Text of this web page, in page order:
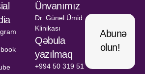
Ünvanımız
Dr. Günel Ümid
Klinikası
Qəbula
yazılmaq
+994 50 319 51
Abunə
olun!